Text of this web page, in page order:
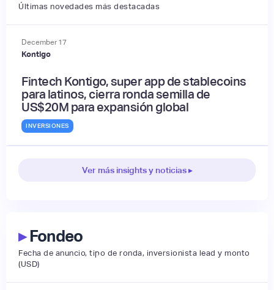
Últimas novedades más destacadas
December 17
Kontigo
Fintech Kontigo, super app de stablecoins
para latinos, cierra ronda semilla de
US$20M para expansión global
INVERSIONES
Ver más insights y noticias ▸
▸Fondeo
Fecha de anuncio, tipo de ronda, inversionista lead y monto
(USD)